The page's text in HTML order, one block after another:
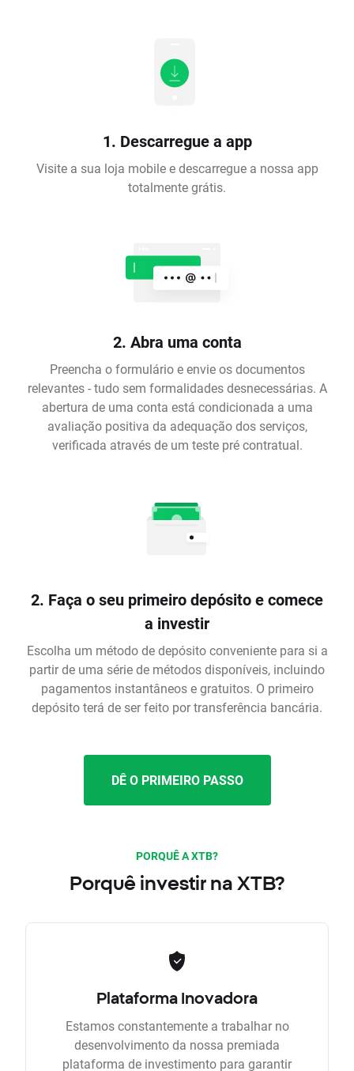
1. Descarregue a app
Visite a sua loja mobile e descarregue a nossa app
totalmente grátis.
2. Abra uma conta
Preencha o formulário e envie os documentos
relevantes - tudo sem formalidades desnecessárias. A
abertura de uma conta está condicionada a uma
avaliação positiva da adequação dos serviços,
verificada através de um teste pré contratual.
2. Faça o seu primeiro depósito e comece
a investir
Escolha um método de depósito conveniente para si a
partir de uma série de métodos disponíveis, incluindo
pagamentos instantâneos e gratuitos. O primeiro
depósito terá de ser feito por transferência bancária.
DÊ O PRIMEIRO PASSO
PORQUÊ A XTB?
Porquê investir na XTB?
Plataforma Inovadora
Estamos constantemente a trabalhar no
desenvolvimento da nossa premiada
plataforma de investimento para garantir